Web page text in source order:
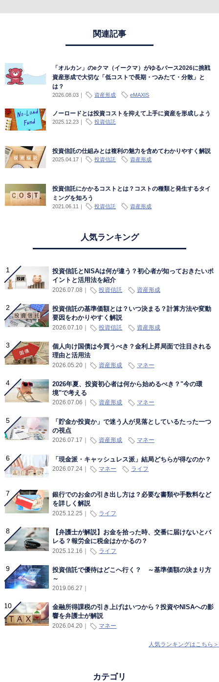
関連記事
「オルカン」のeクマ（イークマ）がゆるバース2026に挑戦
資産形成で大切な「低コストで長期・つみたて・分散」と
は？
2026.08.03｜ 資産形成 eMAXIS
ノーロードとは投資コストを抑えて上手に資産を形成しよう
2025.12.23｜ 投資信託
投資信託の仕組みとは複利の魅力を含めてわかりやすく解説
2025.04.17｜ 投資信託 資産形成
投資信託にかかるコストとは？コストの種類と発生するタイ
ミングを知ろう
2021.06.11 ｜ 投資信託 資産形成
カテゴリ
人気ランキング
投資信託とNISAは何が違う？初心者が知っておきたいポ
イントと活用法を紹介
2026.07.08 投資信託 資産形成
投資信託の基準価額とは？いつ決まる？計算方法や変動
要因をわかりやすく解説
2026.07.10｜ 投資信託 資産形成
個人向け国債は今買うべき？金利上昇局面で注目される
理由と活用法
2026.05.20｜ 資産形成 マネー
2026年夏、投資初心者は何から始めるべき？"今の環
境"で考える
2026.07.06 資産形成 マネー
「貯金か投資か」で迷う人が見落としているたった一つ
の視点
2026.07.17 資産形成 マネー
「現金派・キャッシュレス派」結局どちらが得なのか？
2026.07.24｜ マネー ライフ
銀行でのお金の引き出し方は？必要な書類や手数料など
を詳しく解説
2025.12.25 ライフ
【弁護士が解説】お金を拾った時、交番に届けないとバ
レる？報労金に税金はかかるの？
2025.12.16 ライフ
投資信託で優待はどこへ行く？ ～基準価額の決まり方
～
2019.06.27
金融所得課税の引き上げはいつから？投資やNISAへの影
響を弁護士が解説
2026.04.20｜ マネー
人気ランキングはこちら＞